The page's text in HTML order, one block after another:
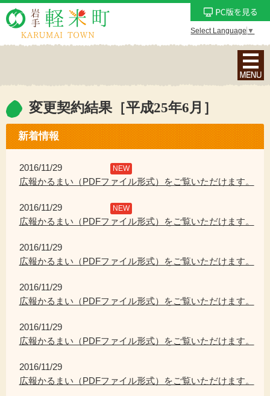
Select Language ▼
ナ
ビ
ョ
ン
ニ
を
変更契約結果［平成25年6月］
新着情報
2016/11/29 NEW
広報かるまい（PDFファイル形式）をご覧いただけます。
2016/11/29 NEW
広報かるまい（PDFファイル形式）をご覧いただけます。
2016/11/29
広報かるまい（PDFファイル形式）をご覧いただけます。
2016/11/29
広報かるまい（PDFファイル形式）をご覧いただけます。
2016/11/29
広報かるまい（PDFファイル形式）をご覧いただけます。
2016/11/29
広報かるまい（PDFファイル形式）をご覧いただけます。